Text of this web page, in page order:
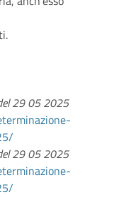
29 05 2025
29 05 2025